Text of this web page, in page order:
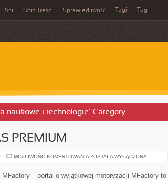
Śni Spis Treści Sprawiedliwość Tagi Tagi
naukowe i technologie’ Category
PREMIUM
MOŻLIWOŚĆ KOMENTOWANIA PORÓWNANIA
ZOSTAŁA WYŁĄCZONA
MFactory – portal o wyjątkowej motoryzacji MFactory to